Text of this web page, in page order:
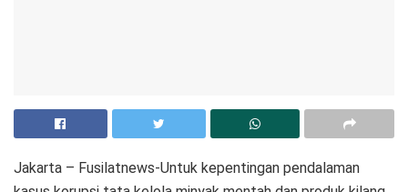
Jakarta – Fusilatnews-Untuk kepentingan pendalaman